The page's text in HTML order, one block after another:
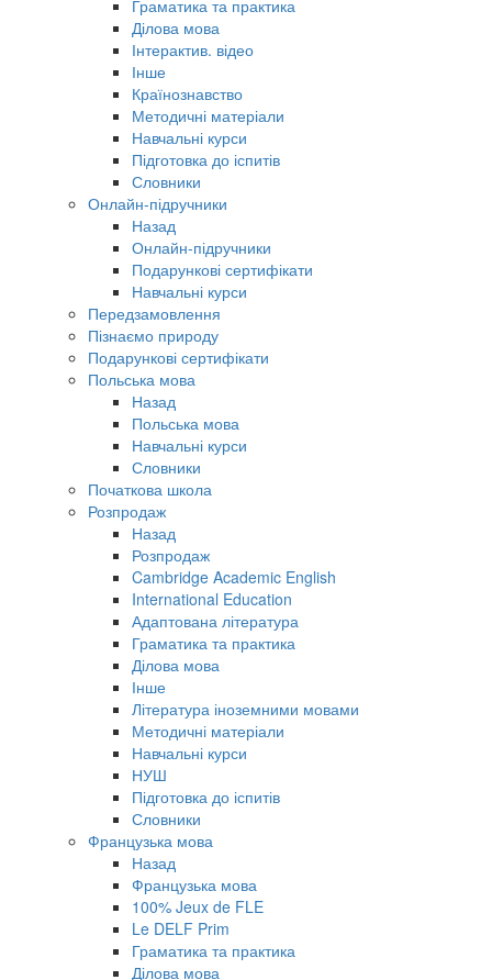
Граматика та практика
Ділова мова
Інтерактив. відео
Інше
Країнознавство
Методичні матеріали
Навчальні курси
Підготовка до іспитів
Словники
Онлайн-підручники
Назад
Онлайн-підручники
Подарункові сертифікати
Навчальні курси
Передзамовлення
Пізнаємо природу
Подарункові сертифікати
Польська мова
Назад
Польська мова
Навчальні курси
Словники
Початкова школа
Розпродаж
Назад
Розпродаж
Cambridge Academic English
International Education
Адаптована література
Граматика та практика
Ділова мова
Інше
Література іноземними мовами
Методичні матеріали
Навчальні курси
НУШ
Підготовка до іспитів
Словники
Французька мова
Назад
Французька мова
100% Jeux de FLE
Le DELF Prim
Граматика та практика
Ділова мова